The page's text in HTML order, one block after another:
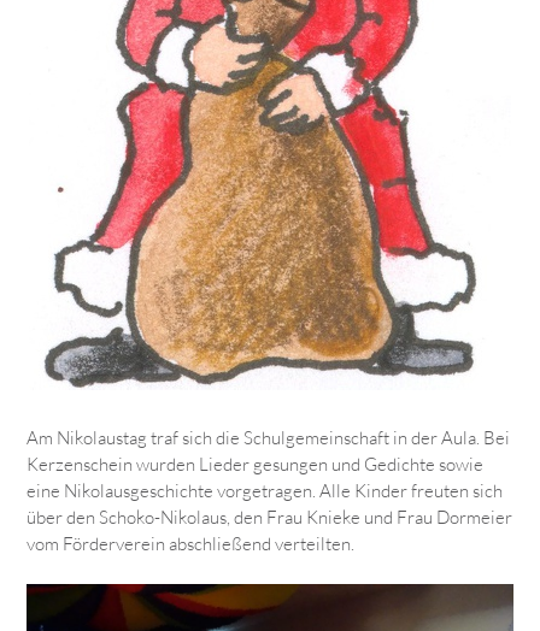
Am Nikolaustag traf sich die Schulgemeinschaft in der Aula. Bei
Kerzenschein wurden Lieder gesungen und Gedichte sowie
eine Nikolausgeschichte vorgetragen. Alle Kinder freuten sich
über den Schoko-Nikolaus, den Frau Knieke und Frau Dormeier
vom Förderverein abschließend verteilten.